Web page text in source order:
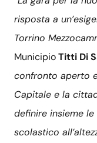
risposta a
Torrino
MunicipioTitti Di
confronto aperto
Capitale e la
definire insieme
scolastico